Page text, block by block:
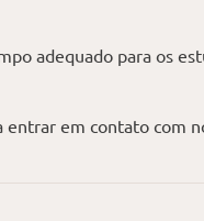
adequado para os
em contato com